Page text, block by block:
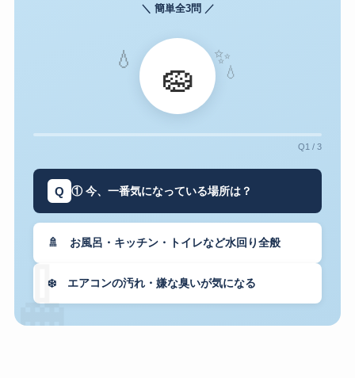
🧹
＼ 簡単全3問 ／
🧽
💧 ✨
💧
Q1 / 3
Q ① 今、一番気になっている場所は？
🚿 お風呂・キッチン・トイレなど水回り全般
❄️ エアコンの汚れ・嫌な臭いが気になる